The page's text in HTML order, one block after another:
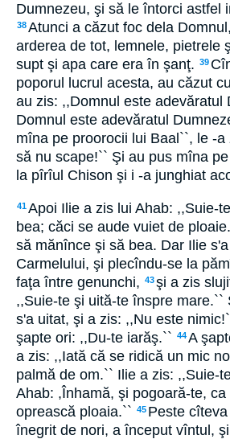
Dumnezeu, şi să le întorci astfel
38Atunci a căzut foc dela
arderea de tot, lemnele, pietrele
supt şi apa care era în şanţ. 39
poporul lucrul acesta, au căzut
au zis: ,,Domnul este adevăratul
Domnul este adevăratul
mîna pe proorocii lui Baal``, le -a
să nu scape!`` Şi au pus mîna
la pîrîul Chison şi i -a junghiat
41Apoi Ilie a zis lui Ahab: ,,Suie-
bea; căci se aude vuiet de
să mănînce şi să bea. Dar Ilie
Carmelului, şi plecîndu-se la
faţa între genunchi, 43şi a zis
,,Suie-te şi uită-te înspre mare.``
s'a uitat, şi a zis: ,,Nu este
şapte ori: ,,Du-te iarăş.`` 44A
a zis: ,,Iată că se ridică un mic
palmă de om.`` Ilie a zis: ,,Suie-
Ahab: ,Înhamă, şi pogoară-te, ca
oprească ploaia.`` 45 Peste
înegrit de nori, a început vîntul,